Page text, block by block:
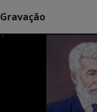
Gravação